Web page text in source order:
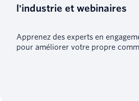
l'industrie et webinaires
Apprenez des experts en
pour améliorer votre propre